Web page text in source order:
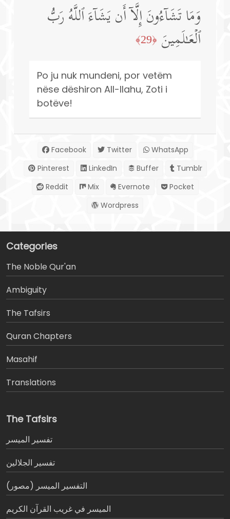
وَمَا تَشَاۤءُونَ إِلَّاۤ أَن یَشَاۤءَ ٱللَّهُ رَبُّ
ٱلۡعَـٰلَمِینَ ﴿29﴾
Po ju nuk mundeni, por vetëm
nëse dëshiron All-llahu, Zoti i
botëve!
Facebook Twitter
WhatsApp
Pinterest
LinkedIn Buffer
Tumblr
Reddit
Mix Evernote
Pocket
Wordpress
Categories
The Noble Qur'an
Ambiguity
The Tafsirs
َQuran Chapters
Masahif
Translations
The Tafsirs
تفسير المیسر
تفسير الجلالين
التفسير الميسر (مصور)
الميسر في غريب القرآن الكريم